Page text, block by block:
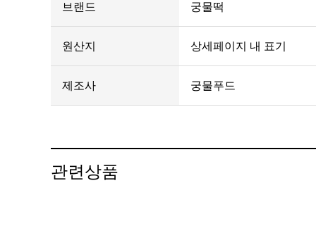
브랜드 궁물떡
원산지 상세페이지 내 표기
제조사 궁물푸드
관련상품